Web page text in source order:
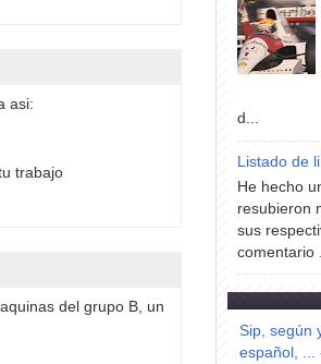
asi:
trabajo
del grupo B, un
d...
Listado de
He hecho
resubieron
sus
comentario
Sip, según
español, ...